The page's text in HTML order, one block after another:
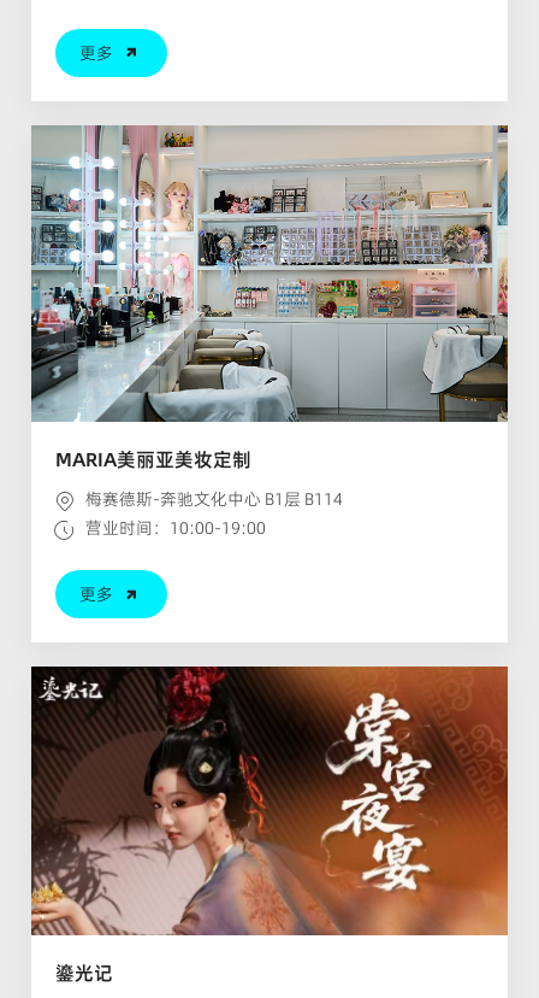
更多
MARIA美丽亚美妆定制
梅赛德斯-奔驰文化中心 B1层 B114
营业时间：10:00-19:00
更多
鎏光记